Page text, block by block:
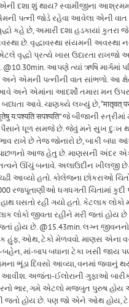
દશા શું થાય? સ્વામીજીના
પત્ની જોડે રહેવા આવેલા એની વાત
કહે છે, અમારી દશા હડકાયાં કુતરા
છે. વૃદ્ધાવસ્થા સંયમની અવસ્થા
વૃદ્ધો પ્રત્યે ખાસ ઉદારતા રાખજો
@10.30min. આપણે ત્યાં ઋષિ માર્ગમાં
એમની પત્નીની વાત સાંભળો. આ
અને એમાંના આદર્શો તમારા મન
આવે. ચાણક્યે લખ્યું છે, “मातृवत्
य:पश्यति सपश्यति” જે બીજાની
પૈસાને ધૂળ સમજે છે. જેવું મને સુખ દુઃખ
રાખે છે તેજ જોનારો છે, બાકી બધા
આજ હેતુ છે. માણસની અંદર
ઊંચું બનાવે. અલાઉદીન ખીલજી છેક
ચઢી આવ્યો હતો. કોલેજના છોકરાઓ
રજપૂતાણીઓ ધગધગતી ચિતામાં
ઘસતો રહી ગયો હતો. કેટલાક
લોકો જીવતા રહીને મરી જતાં હોય
હોય છે. @15.43min. લગ્ન
હુંફ, ઓથ, ટેકો મેળવવો. માણસ એના
માં-બાપ બધાના ટેકા ખસી જાય
ભૂંડા દિવસો આવ્યા, વનમાં જવાનું
આવીશ. અજંતા-ઈલોરાની ગુફાઓ
ભાર, ગમે એટલો મજબુત પુરુષ હોય
જતો હોય છે. પણ જો એને ઓથ હોય,